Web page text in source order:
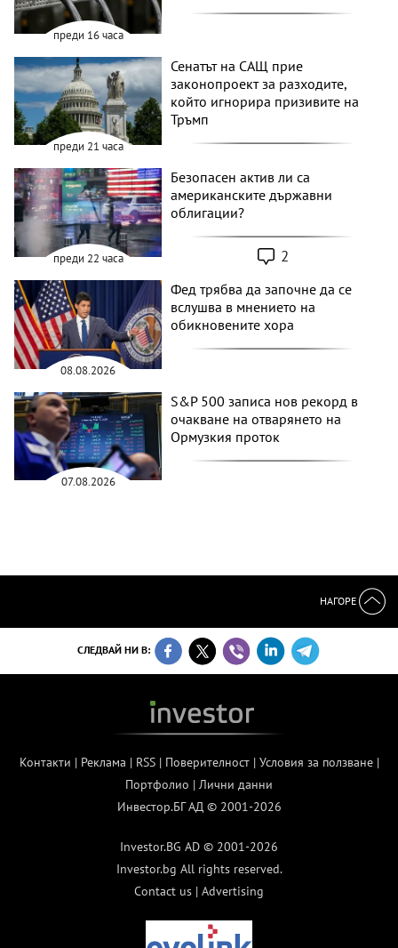
преди 16 часа
преди 21 часа
Сенатът на САЩ прие
законопроект за разходите,
който игнорира призивите на
Тръмп
преди 22 часа
Безопасен актив ли са
американските държавни
облигации?
2
08.08.2026
Фед трябва да започне да се
вслушва в мнението на
обикновените хора
07.08.2026
S&P 500 записа нов рекорд в
очакване на отварянето на
Ормузкия проток
НАГОРЕ
СЛЕДВАЙ НИ В:
Контакти | Реклама | RSS| Поверителност| Условия за ползване|
Портфолио | Лични данни
Инвестор.БГ АД © 2001-2026
Investor.BG AD © 2001-2026
Investor.bg All rights reserved.
Contact us | Advertising